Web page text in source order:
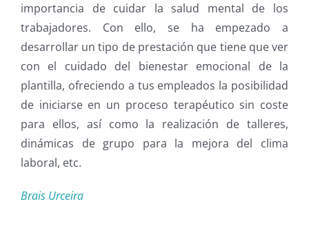
importancia de cuidar la salud mental de los
trabajadores. Con ello, se ha empezado a
desarrollar un tipo de prestación que tiene que ver
con el cuidado del bienestar emocional de la
plantilla, ofreciendo a tus empleados la posibilidad
de iniciarse en un proceso terapéutico sin coste
para ellos, así como la realización de talleres,
dinámicas de grupo para la mejora del clima
laboral, etc.
Brais Urceira